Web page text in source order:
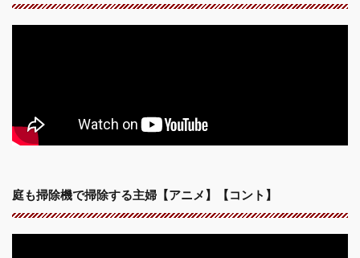
庭も掃除機で掃除する主婦【アニメ】【コント】